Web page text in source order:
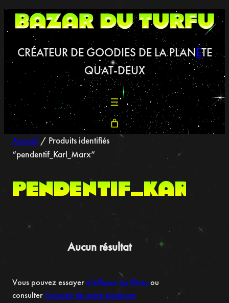
Aller
au
CRÉATEUR DE GOODIES DE LA PLANÈTE
QUAT-DEUX
Accueil / Produits identifiés
“pendentif_Karl_Marx”
Aucun résultat
Vous pouvez essayerd’effacer les filtresou
consulter l’accueil de notre boutique